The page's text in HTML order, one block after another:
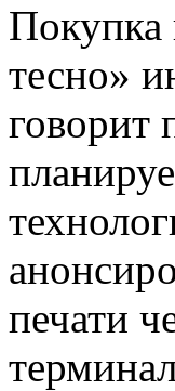
Покупка
тесно»
говорит
печати